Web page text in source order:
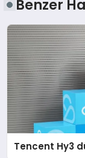
Benzer
Tencent Hy3